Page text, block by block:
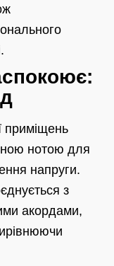
приміщень
нотою для
напруги.
з
акордами,